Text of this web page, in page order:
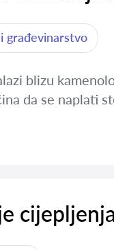
građevinarstvo
blizu
da se naplati
cijepljenja